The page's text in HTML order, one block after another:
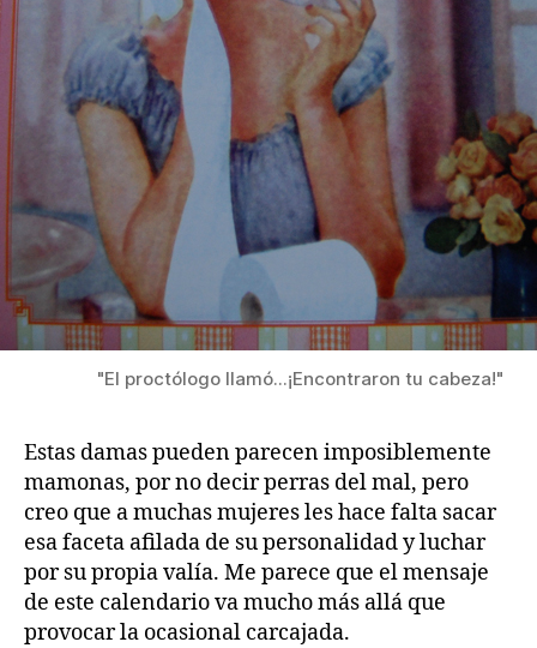
"El proctólogo llamó...¡Encontraron tu cabeza!"
Estas damas pueden parecen imposiblemente
mamonas, por no decir perras del mal, pero
creo que a muchas mujeres les hace falta sacar
esa faceta afilada de su personalidad y luchar
por su propia valía. Me parece que el mensaje
de este calendario va mucho más allá que
provocar la ocasional carcajada.